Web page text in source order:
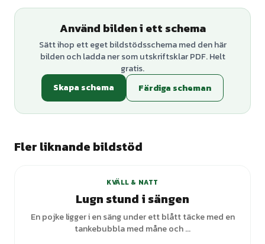
Använd bilden i ett schema
Sätt ihop ett eget bildstödsschema med den här
bilden och ladda ner som utskriftsklar PDF. Helt
gratis.
Skapa schema
Färdiga scheman
Fler liknande bildstöd
KVÄLL & NATT
Lugn stund i sängen
En pojke ligger i en säng under ett blått täcke med en
tankebubbla med måne och ...